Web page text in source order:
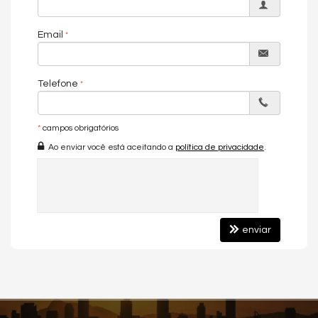
Entre em contato com nós da Central PR Consultor Executivo
para agendar uma visita, e conhecer esse lindo Apartamento!
Nós da Central de Negócios PR Consultor Executivo & Home
Design, trabalhamos com foco sempre nos melhores imóveis de
oportunidades de investimentos para que você possa ter um
ótimo investimento com a maior segurança, assim realizando
seu sonho!
Empreendimento:
Email
Telefone
* campos obrigatórios
Ao enviar você está aceitando a política de privacidade
enviar